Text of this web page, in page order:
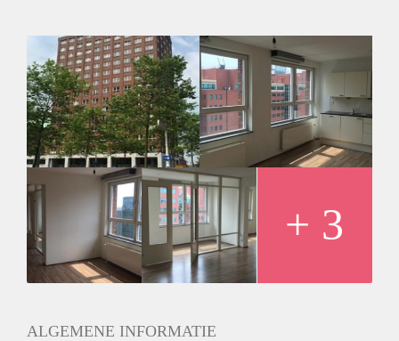
Huisdieren toegestaan: Afhankelijk van de Eigenaar
Huurtoeslag grens: Nee
Geschikt voor studenten: Afhankelijk van de Eigenaar
+ 3
ALGEMENE INFORMATIE